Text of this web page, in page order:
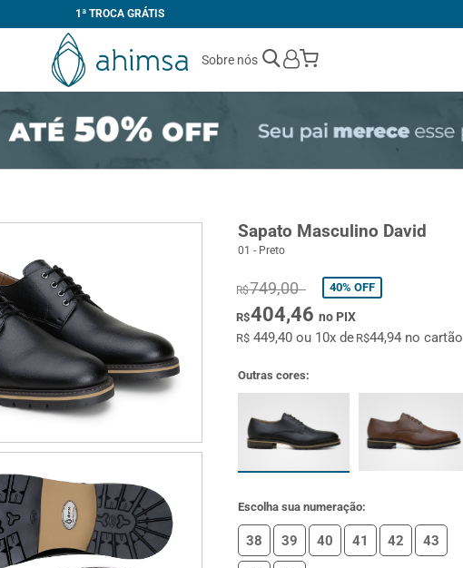
1ª TROCA GRÁTIS
Sobre nós
My Cart
Sapato Masculino David
01 - Preto
R$749,00 40% OFF
R$404,46no PIX
R$ 449,40 ou 10x deR$44,94 no cartão
Outras cores:
Escolha sua numeração:
38 39 40 41 42 43